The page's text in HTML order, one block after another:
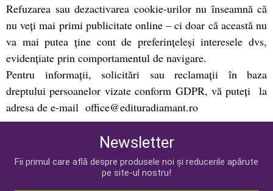
Refuzarea sau dezactivarea cookie-urilor nu înseamnă că
nu veţi mai primi publicitate online – ci doar că această nu
va mai putea ţine cont de preferinţeleşi interesele dvs,
evidenţiate prin comportamentul de navigare.
Pentru informații, solicitări sau reclamații în baza
dreptului persoanelor vizate conform GDPR, vă puteți la
adresa de e-mail office@edituradiamant.ro
Newsletter
Fii primul care află despre produsele noi și reducerile apărute
pe site-ul nostru!